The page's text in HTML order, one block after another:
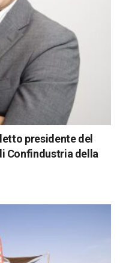
presidente del
Confindustria della